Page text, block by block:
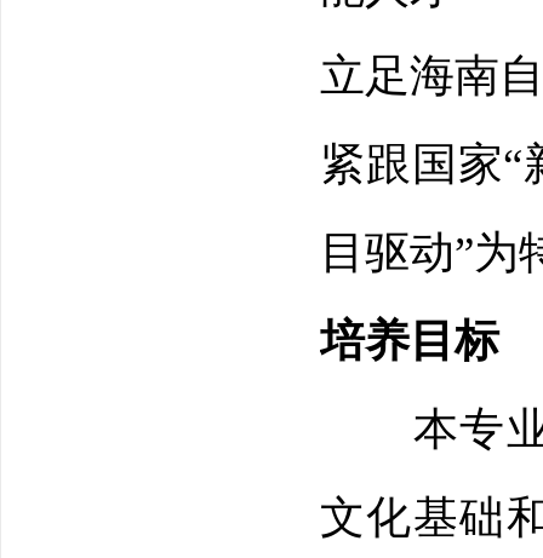
立足海南
紧跟国家“
目驱动”
培养目标
本专业
文化基础